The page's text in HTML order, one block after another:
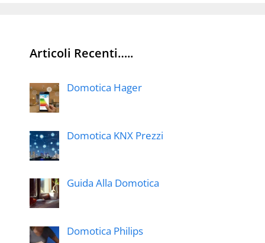
Articoli Recenti…..
Domotica Hager
Domotica KNX Prezzi
Guida Alla Domotica
Domotica Philips